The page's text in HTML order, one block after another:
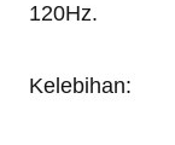
120Hz.
Kelebihan: